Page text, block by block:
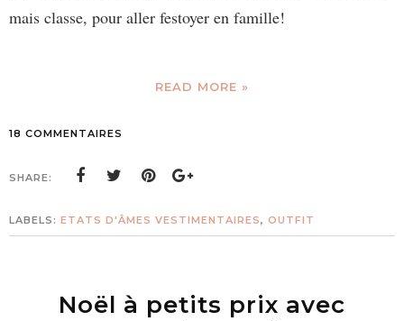
mais classe, pour aller festoyer en famille!
READ MORE »
18 COMMENTAIRES
SHARE:
LABELS: ETATS D'ÂMES VESTIMENTAIRES, OUTFIT
Noël à petits prix avec